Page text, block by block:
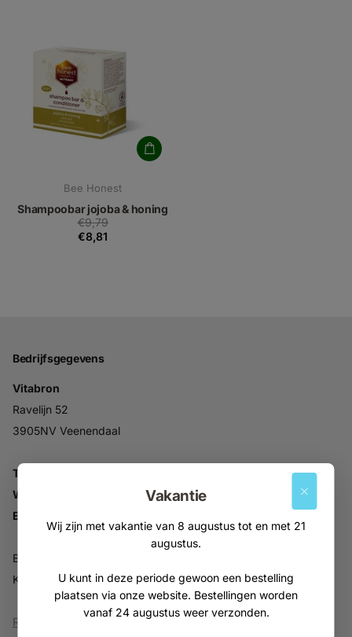
Vakantie
Wij zijn met vakantie van 8 augustus tot en met 21
augustus.
U kunt in deze periode gewoon een bestelling
plaatsen via onze website. Bestellingen worden
vanaf 24 augustus weer verzonden.
Bee Honest
Shampoobar jojoba & honing
€9,79
€8,81
Bedrijfsgegevens
Vitabron
Ravelijn 52
3905NV Veenendaal
Tel:
Whatsapp:
06-30896937
Email:
BTW NL816914679B01
KVK 30216701
Reviews